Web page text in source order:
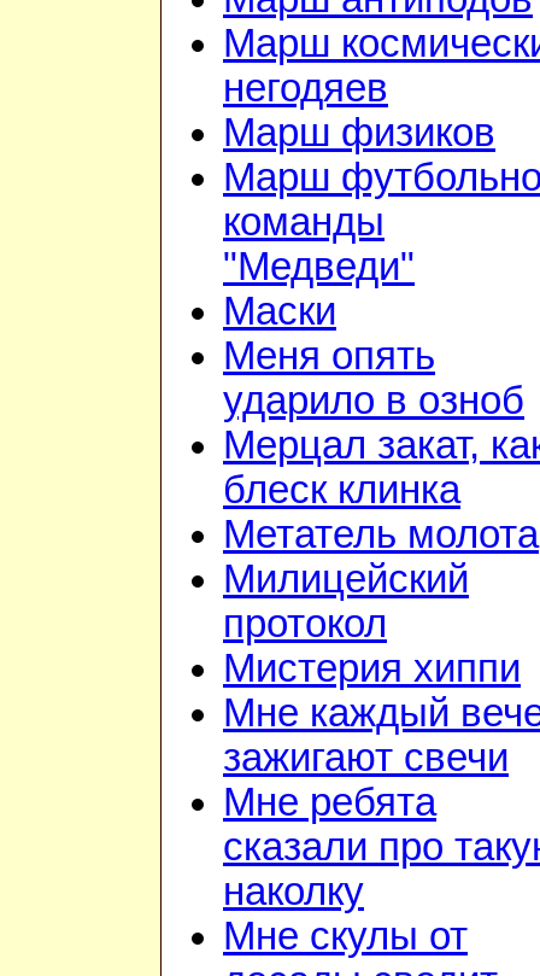
Марш
негодяев
Марш физиков
Марш
команды
"Медведи"
Маски
Меня опять
ударило в озноб
Мерцал закат,
блеск клинка
Метатель молота
Милицейский
протокол
Мистерия хиппи
Мне каждый
зажигают свечи
Мне ребята
сказали про
наколку
Мне скулы от